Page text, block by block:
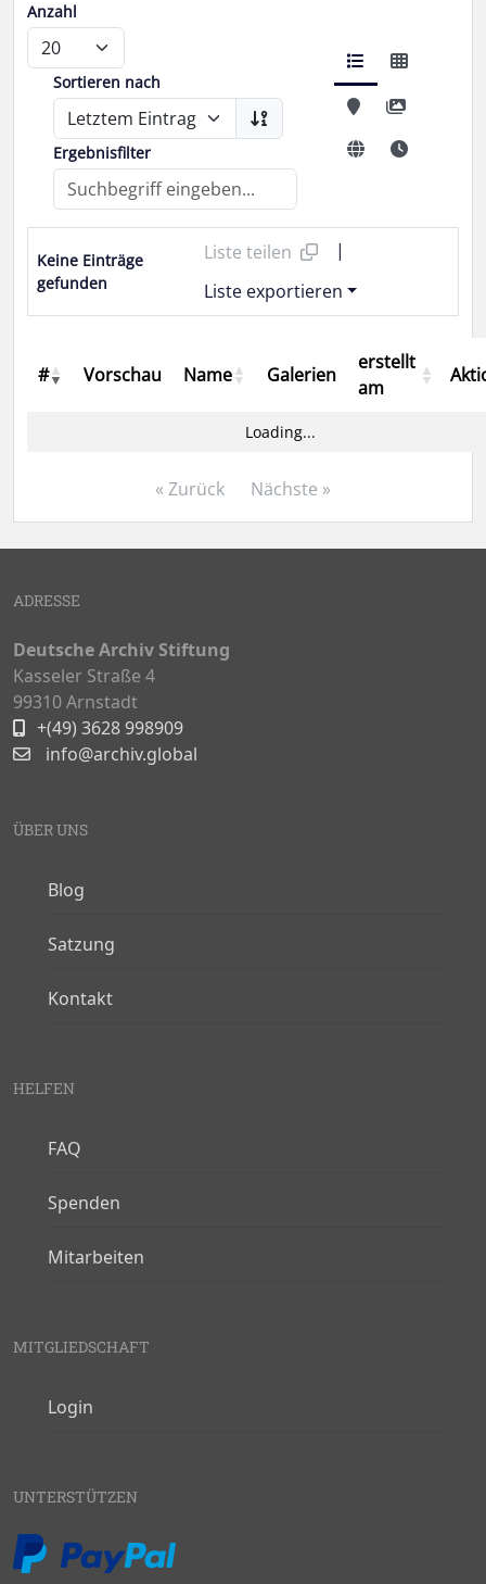
Anzahl
Sortieren nach
Ergebnisfilter
Keine Einträge
gefunden
Liste teilen
|
Liste exportieren
# Vorschau Name Galerien
erstellt
am
Loading...
« Zurück Nächste »
ADRESSE
Deutsche Archiv Stiftung
Kasseler Straße 4
99310 Arnstadt
+(49) 3628 998909
info@archiv.global
ÜBER UNS
Blog
Satzung
Kontakt
HELFEN
FAQ
Spenden
Mitarbeiten
MITGLIEDSCHAFT
Login
UNTERSTÜTZEN